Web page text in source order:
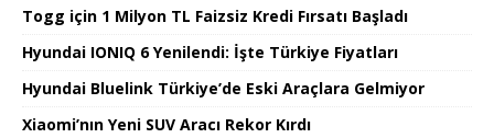
Togg için 1 Milyon TL Faizsiz Kredi Fırsatı Başladı
Hyundai IONIQ 6 Yenilendi: İşte Türkiye Fiyatları
Hyundai Bluelink Türkiye’de Eski Araçlara Gelmiyor
Xiaomi’nın Yeni SUV Aracı Rekor Kırdı